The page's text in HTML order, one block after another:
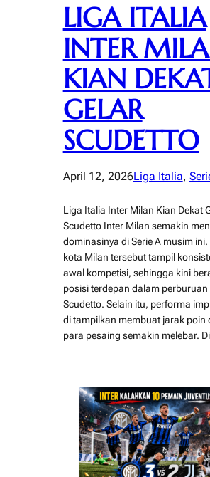
LIGA ITALIA
INTER
KIAN
GELAR
SCUDETTO
April 12, 2026Liga Italia,
Liga Italia Inter Milan Kian Dekat
Scudetto Inter Milan semakin
dominasinya di Serie A musim
kota Milan tersebut tampil
awal kompetisi, sehingga kini
posisi terdepan dalam perburuan
Scudetto. Selain itu, performa
di tampilkan membuat jarak poin
para pesaing semakin melebar.